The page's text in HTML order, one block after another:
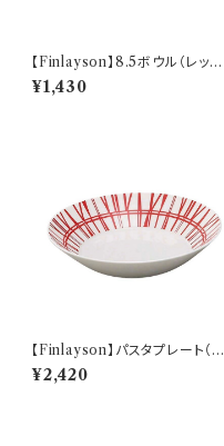
【Finlayson】8.5ボウル（レッ
ド）【コロナ】
¥1,430
【Finlayson】パスタプレート（レ
ッド）【コロナ】
¥2,420